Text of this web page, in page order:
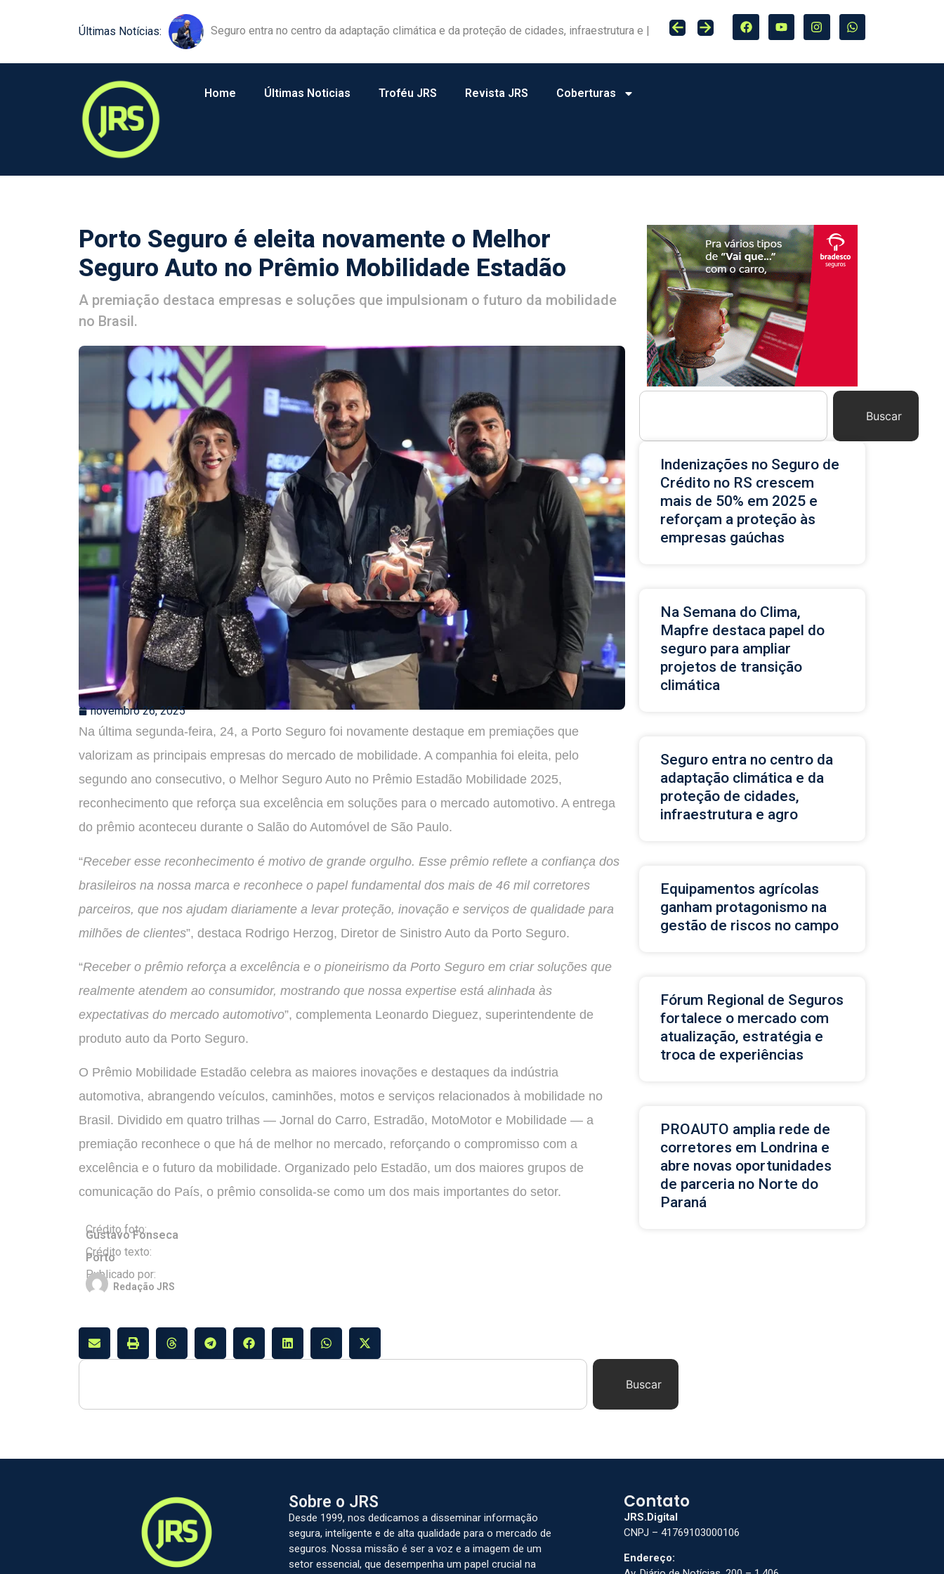
Últimas Notícias: Seguro entra no centro da adaptação climática e da proteção de cidades, infraestrutura e agro
Equipamentos agrícolas ganham protagonismo na gestão de riscos no campo
Home Últimas Noticias Troféu JRS Revista JRS Coberturas
Porto Seguro é eleita novamente o Melhor
Seguro Auto no Prêmio Mobilidade Estadão
A premiação destaca empresas e soluções que impulsionam o futuro da mobilidade
no Brasil.
novembro 26, 2025
Na última segunda-feira, 24, a Porto Seguro foi novamente destaque em premiações que
valorizam as principais empresas do mercado de mobilidade. A companhia foi eleita, pelo
segundo ano consecutivo, o Melhor Seguro Auto no Prêmio Estadão Mobilidade 2025,
reconhecimento que reforça sua excelência em soluções para o mercado automotivo. A entrega
do prêmio aconteceu durante o Salão do Automóvel de São Paulo.
“Receber esse reconhecimento é motivo de grande orgulho. Esse prêmio reflete a confiança dos
brasileiros na nossa marca e reconhece o papel fundamental dos mais de 46 mil corretores
parceiros, que nos ajudam diariamente a levar proteção, inovação e serviços de qualidade para
milhões de clientes”, destaca Rodrigo Herzog, Diretor de Sinistro Auto da Porto Seguro.
“Receber o prêmio reforça a excelência e o pioneirismo da Porto Seguro em criar soluções que
realmente atendem ao consumidor, mostrando que nossa expertise está alinhada às
expectativas do mercado automotivo”, complementa Leonardo Dieguez, superintendente de
produto auto da Porto Seguro.
O Prêmio Mobilidade Estadão celebra as maiores inovações e destaques da indústria
automotiva, abrangendo veículos, caminhões, motos e serviços relacionados à mobilidade no
Brasil. Dividido em quatro trilhas — Jornal do Carro, Estradão, MotoMotor e Mobilidade — a
premiação reconhece o que há de melhor no mercado, reforçando o compromisso com a
excelência e o futuro da mobilidade. Organizado pelo Estadão, um dos maiores grupos de
comunicação do País, o prêmio consolida-se como um dos mais importantes do setor.
Crédito foto:
Gustavo Fonseca
Crédito texto:
Porto
Publicado por:
Redação JRS
Buscar
Buscar
Indenizações no Seguro de
Crédito no RS crescem
mais de 50% em 2025 e
reforçam a proteção às
empresas gaúchas
Na Semana do Clima,
Mapfre destaca papel do
seguro para ampliar
projetos de transição
climática
Seguro entra no centro da
adaptação climática e da
proteção de cidades,
infraestrutura e agro
Equipamentos agrícolas
ganham protagonismo na
gestão de riscos no campo
Fórum Regional de Seguros
fortalece o mercado com
atualização, estratégia e
troca de experiências
PROAUTO amplia rede de
corretores em Londrina e
abre novas oportunidades
de parceria no Norte do
Paraná
Sobre o JRS
Desde 1999, nos dedicamos a disseminar informação
segura, inteligente e de alta qualidade para o mercado de
seguros. Nossa missão é ser a voz e a imagem de um
setor essencial, que desempenha um papel crucial na
Contato
JRS.Digital
CNPJ – 41769103000106
Endereço: